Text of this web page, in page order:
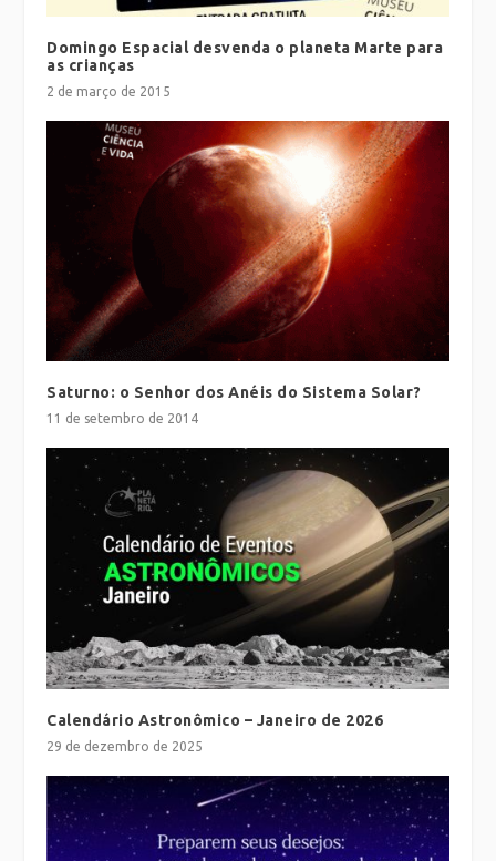
Domingo Espacial desvenda o planeta Marte para
as crianças
2 de março de 2015
Saturno: o Senhor dos Anéis do Sistema Solar?
11 de setembro de 2014
Calendário Astronômico – Janeiro de 2026
29 de dezembro de 2025